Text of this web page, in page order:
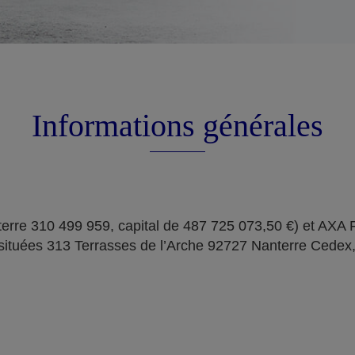
Informations générales
310 499 959, capital de 487 725 073,50 €) et AXA
313 Terrasses de l’Arche 92727 Nanterre